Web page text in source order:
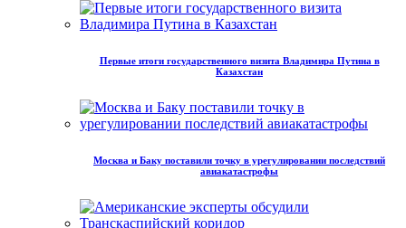
Первые итоги государственного визита Владимира Путина в
Казахстан
Москва и Баку поставили точку в урегулировании последствий
авиакатастрофы